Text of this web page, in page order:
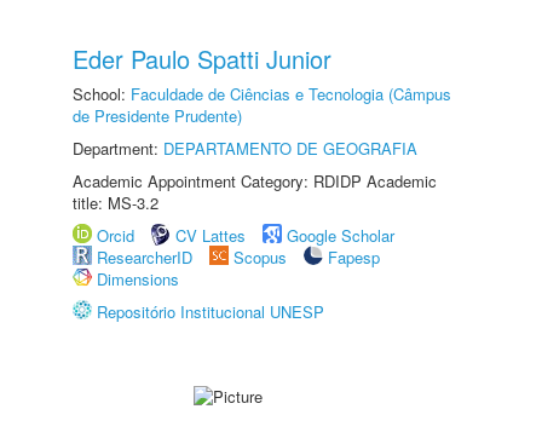
Eder Paulo Spatti Junior
School: Faculdade de Ciências e Tecnologia (Câmpus
de Presidente Prudente)
Department: DEPARTAMENTO DE GEOGRAFIA
Academic Appointment Category: RDIDP Academic
title: MS-3.2
Orcid
CV Lattes
Google Scholar
ResearcherID
Scopus
Fapesp
Dimensions
Repositório Institucional UNESP